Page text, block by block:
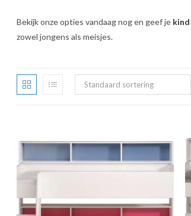
Bekijk onze opties vandaag nog en geef je kind
zowel jongens als meisjes.
Standaard sortering